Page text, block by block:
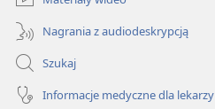
Nagrania z audiodeskrypcją
Szukaj
Informacje medyczne dla lekarzy